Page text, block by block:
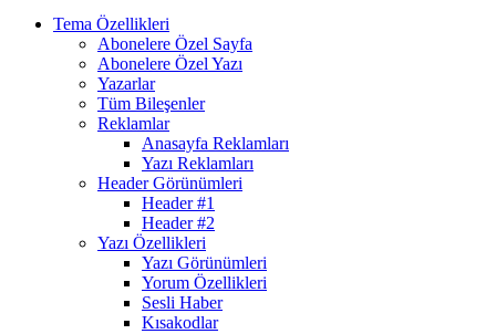
Tema Özellikleri
Abonelere Özel Sayfa
Abonelere Özel Yazı
Yazarlar
Tüm Bileşenler
Reklamlar
Anasayfa Reklamları
Yazı Reklamları
Header Görünümleri
Header #1
Header #2
Yazı Özellikleri
Yazı Görünümleri
Yorum Özellikleri
Sesli Haber
Kısakodlar